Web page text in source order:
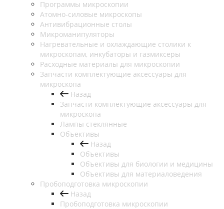
Программы микроскопии
Атомно-силовые микроскопы
Антивибрационные столы
Микроманипуляторы
Нагревательные и охлаждающие столики к
микроскопам, инкубаторы и газмиксеры
Расходные материалы для микроскопии
Запчасти комплектующие аксессуары для
микроскопа
Назад
Запчасти комплектующие аксессуары для
микроскопа
Лампы стеклянные
Объективы
Назад
Объективы
Объективы для биологии и медицины
Объективы для материаловедения
Пробоподготовка микроскопии
Назад
Пробоподготовка микроскопии